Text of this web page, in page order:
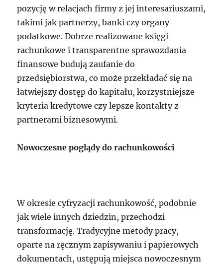
pozycję w relacjach firmy z jej interesariuszami,
takimi jak partnerzy, banki czy organy
podatkowe. Dobrze realizowane księgi
rachunkowe i transparentne sprawozdania
finansowe budują zaufanie do
przedsiębiorstwa, co może przekładać się na
łatwiejszy dostęp do kapitału, korzystniejsze
kryteria kredytowe czy lepsze kontakty z
partnerami biznesowymi.
Nowoczesne poglądy do rachunkowości
W okresie cyfryzacji rachunkowość, podobnie
jak wiele innych dziedzin, przechodzi
transformację. Tradycyjne metody pracy,
oparte na ręcznym zapisywaniu i papierowych
dokumentach, ustępują miejsca nowoczesnym